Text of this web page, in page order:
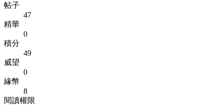
帖子
47
精華
0
積分
49
威望
0
緣幣
8
閱讀權限